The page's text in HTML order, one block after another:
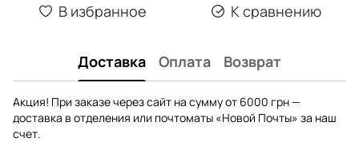
В избранное К сравнению
Доставка Оплата Возврат
Акция! При заказе через сайт на сумму от 6000 грн —
доставка в отделения или почтоматы «Новой Почты» за наш
счет.